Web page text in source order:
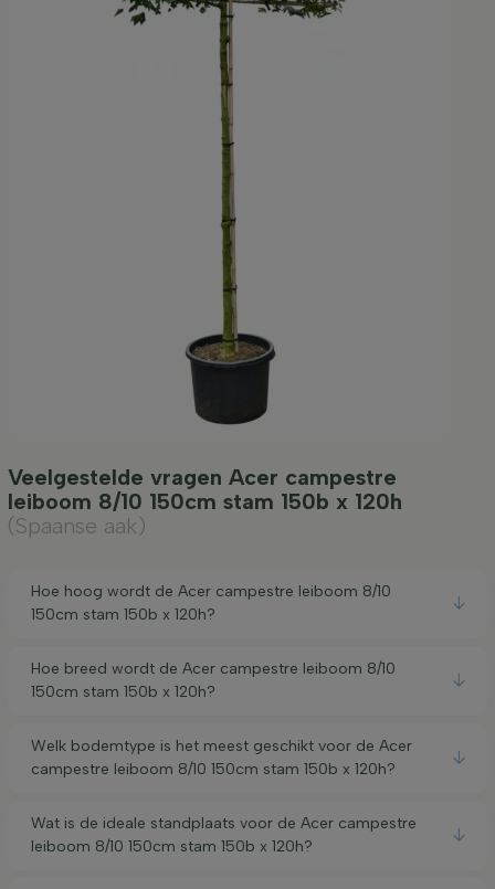
Veelgestelde vragen Acer campestre
leiboom 8/10 150cm stam 150b x 120h
(Spaanse aak)
Hoe hoog wordt de Acer campestre leiboom 8/10
150cm stam 150b x 120h?
Hoe breed wordt de Acer campestre leiboom 8/10
150cm stam 150b x 120h?
Welk bodemtype is het meest geschikt voor de Acer
campestre leiboom 8/10 150cm stam 150b x 120h?
Wat is de ideale standplaats voor de Acer campestre
leiboom 8/10 150cm stam 150b x 120h?